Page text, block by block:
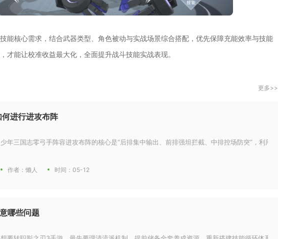
能核心需求，结合武器类型、角色被动与实战场景综合搭配，优先保障充能效率与技能
才能让校准收益最大化，全面提升战斗技能实战表现。
更多>>
进行进攻布阵
少年三国志零弓手阵容进攻布阵的核心是“后排集中输出、前排强坦拦截、中排控场防突”，利用弓手
作者：懒人 时间：05-12
哪些问题